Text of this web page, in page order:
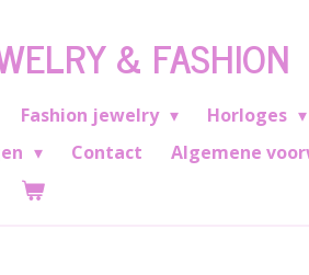
& FASHION
Fashion jewelry Horloges
Contact Algemene